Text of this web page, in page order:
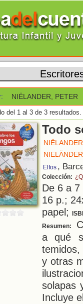
NIËLANDER, PETER
del 1 al 3 de 3 resultados.
Todo
Elfos ,
Colección:
De 6 a
16 p.;
papel;
Resumen:
a qué
y otras
solapas
Incluye